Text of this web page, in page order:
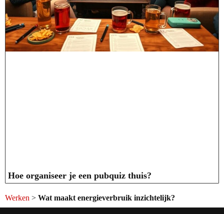
Hoe organiseer je een pubquiz thuis?
Werken > Wat maakt energieverbruik inzichtelijk?